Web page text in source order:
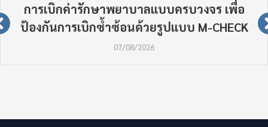
การเบิกค่ารักษาพยาบาลแบบครบวงจร เพื่อ
ป้องกันการเบิกซ้ำซ้อนด้วยรูปแบบ M-CHECK
07/08/2026